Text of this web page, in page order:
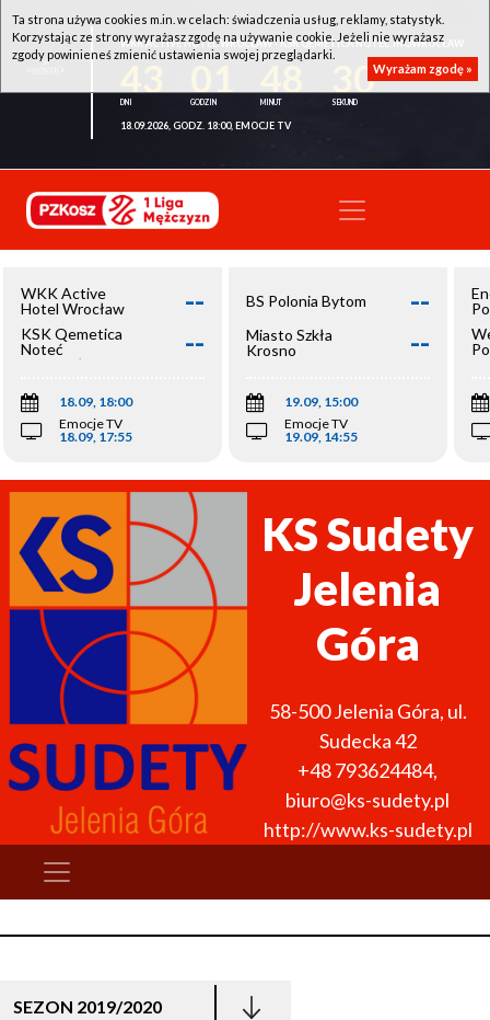
WKK ACTIVE HOTEL WROCŁAW - KSK QEMETICA NOTEĆ INOWROCŁAW
30
18.09.2026, GODZ. 18:00, EMOCJE TV
WKK Active
Hotel Wrocław
--
KSK Qemetica
Noteć
Inowrocław
--
18.09, 18:00
Emocje TV
18.09, 17:55
BS Polonia Bytom --
Miasto Szkła
Krosno
--
19.09, 15:00
Emocje TV
19.09, 14:55
KS Sudety
Jelenia
Góra
58-500 Jelenia Góra, ul.
Sudecka 42
+48 793624484,
biuro@ks-sudety.pl
http://www.ks-sudety.pl
SEZON 2019/2020
Ta strona używa cookies m.in. w celach: świadczenia usług, reklamy, statystyk.
Korzystając ze strony wyrażasz zgodę na używanie cookie. Jeżeli nie wyrażasz
zgody powinieneś zmienić ustawienia swojej przeglądarki.
Wyrażam zgodę »